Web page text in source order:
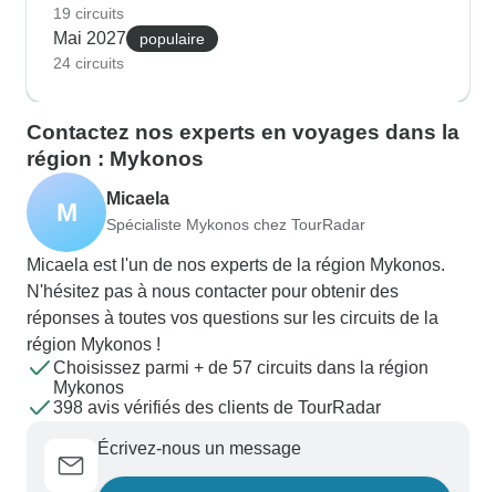
19 circuits
Mai 2027
populaire
24 circuits
Contactez nos experts en voyages dans la
région : Mykonos
M Micaela
Spécialiste Mykonos chez TourRadar
Micaela est l'un de nos experts de la région Mykonos.
N'hésitez pas à nous contacter pour obtenir des
réponses à toutes vos questions sur les circuits de la
région Mykonos !
Choisissez parmi + de 57 circuits dans la région
Mykonos
398 avis vérifiés des clients de TourRadar
Écrivez-nous un message